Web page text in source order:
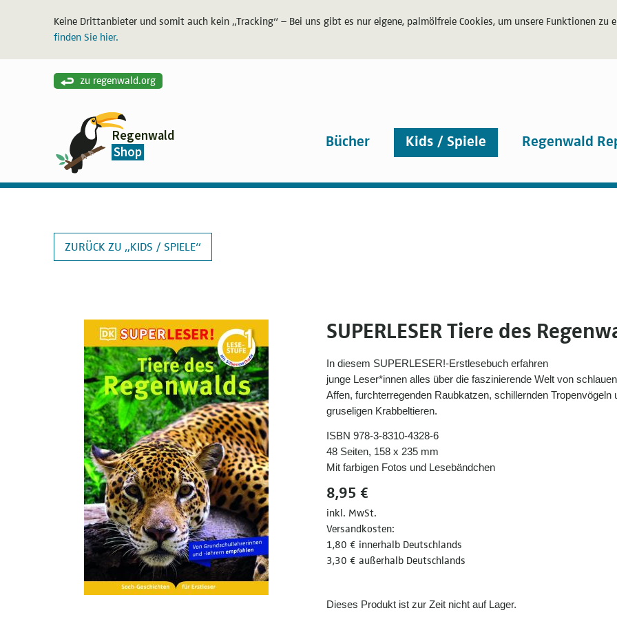
Keine Drittanbieter und somit auch kein „Tracking“ – Bei uns gibt es nur eigene, palmölfreie Cookies, um unsere Funktionen zu
finden Sie hier.
zu regenwald.org
Regenwald
Shop
Bücher Kids / Spiele Regenwald
ZURÜCK ZU „KIDS / SPIELE“
SUPERLESER Tiere des
In diesem SUPERLESER!-Erstlesebuch erfahren
junge Leser*innen alles über die faszinierende Welt von schlauen
Affen, furchterregenden Raubkatzen, schillernden Tropenvögeln
gruseligen Krabbeltieren.
ISBN 978-3-8310-4328-6
48 Seiten, 158 x 235 mm
Mit farbigen Fotos und Lesebändchen
8,95 €
inkl. MwSt.
Versandkosten:
1,80 € innerhalb Deutschlands
3,30 € außerhalb Deutschlands
Dieses Produkt ist zur Zeit nicht auf Lager.